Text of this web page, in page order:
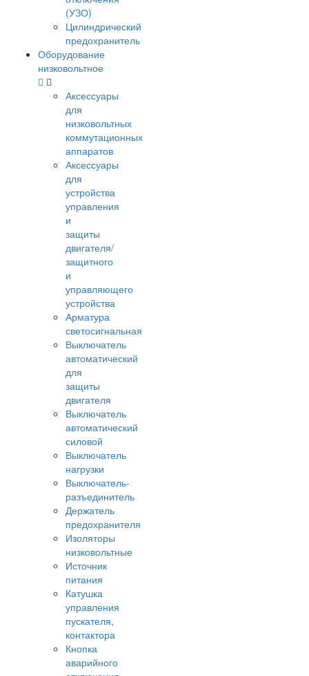
(УЗО)
Цилиндрический
предохранитель
Оборудование
низковольтное
Аксессуары
для
низковольтных
коммутационных
аппаратов
Аксессуары
для
устройства
управления
и
защиты
двигателя/
защитного
и
управляющего
устройства
Арматура
светосигнальная
Выключатель
автоматический
для
защиты
двигателя
Выключатель
автоматический
силовой
Выключатель
нагрузки
Выключатель-
разъединитель
Держатель
предохранителя
Изоляторы
низковольтные
Источник
питания
Катушка
управления
пускателя,
контактора
Кнопка
аварийного